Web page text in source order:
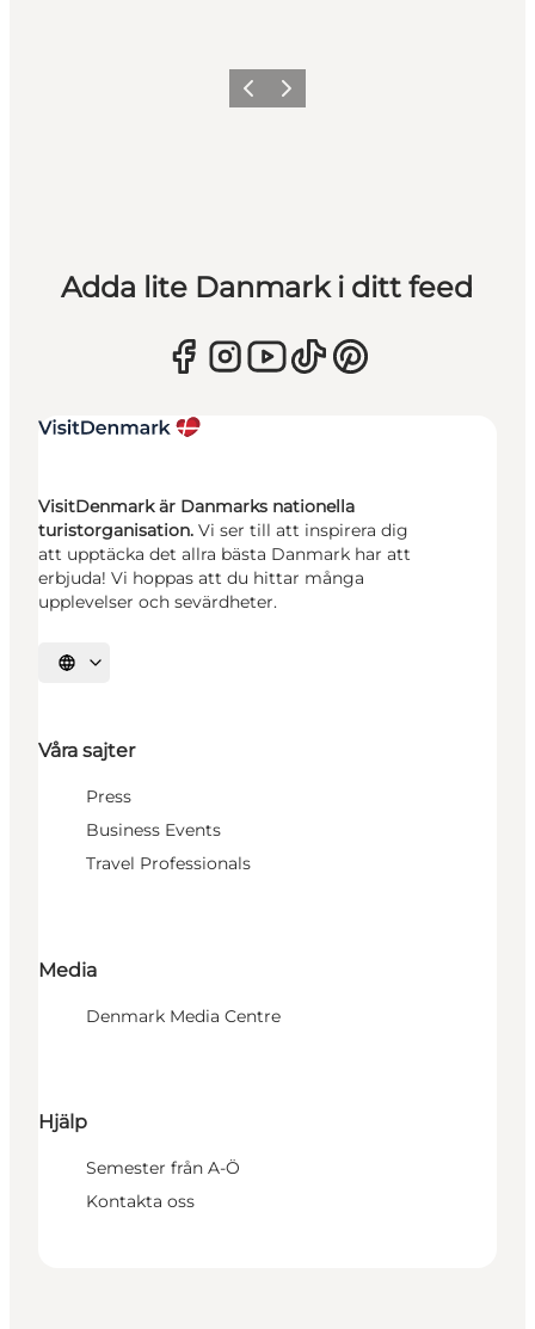
Föregående
Nästa
Adda lite Danmark i ditt feed
VisitDenmark är Danmarks nationella
turistorganisation. Vi ser till att inspirera dig
att upptäcka det allra bästa Danmark har att
erbjuda! Vi hoppas att du hittar många
upplevelser och sevärdheter.
Välj språk
Våra sajter
Press
Business Events
Travel Professionals
Media
Denmark Media Centre
Hjälp
Semester från A-Ö
Kontakta oss